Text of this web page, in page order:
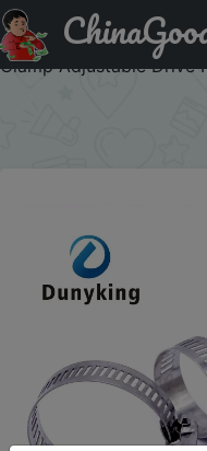
Придбати по акціи
Hose Clamp Fuel Line
Clamp Adjustable Drive